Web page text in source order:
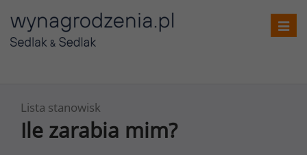
Lista stanowisk
Ile zarabia mim?